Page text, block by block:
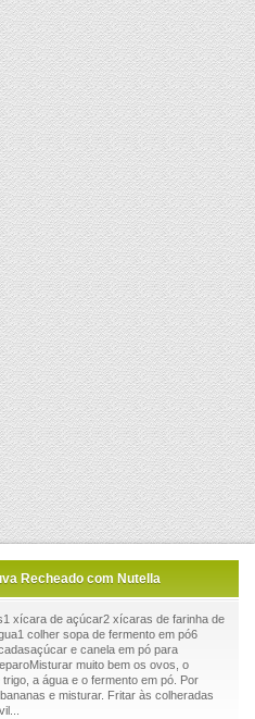
Recheado com Nutella
xícara de açúcar2 xícaras de farinha de
colher sopa de fermento em pó6
e canela em pó para
muito bem os ovos, o
a água e o fermento em pó. Por
e misturar. Fritar às colheradas